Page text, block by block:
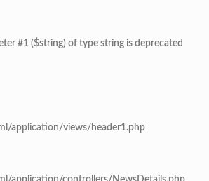
#1 ($string) of type string is deprecated
application/views/header1.php